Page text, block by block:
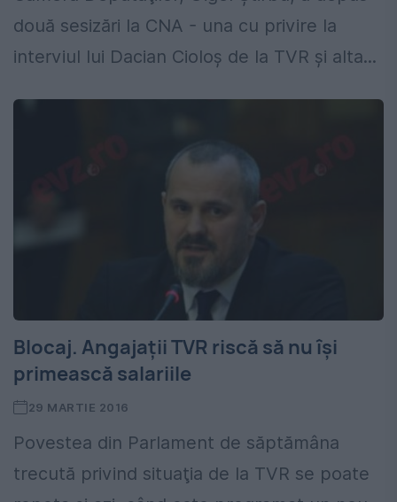
două sesizări la CNA - una cu privire la
interviul lui Dacian Cioloş de la TVR şi alta...
Blocaj. Angajaţii TVR riscă să nu îşi
primească salariile
29 MARTIE 2016
Povestea din Parlament de săptămâna
trecută privind situaţia de la TVR se poate